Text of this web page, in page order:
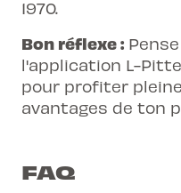
1970.
Bon réflexe :
l'application L-
pour profiter
avantages de ton
FAQ